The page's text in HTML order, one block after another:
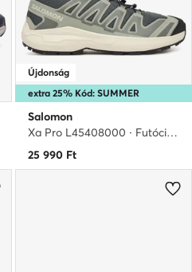
extra 25% Kód: SUMMER
Újdonság
Salomon
Xa Pro L45408000 · Futócipő
25 990 Ft